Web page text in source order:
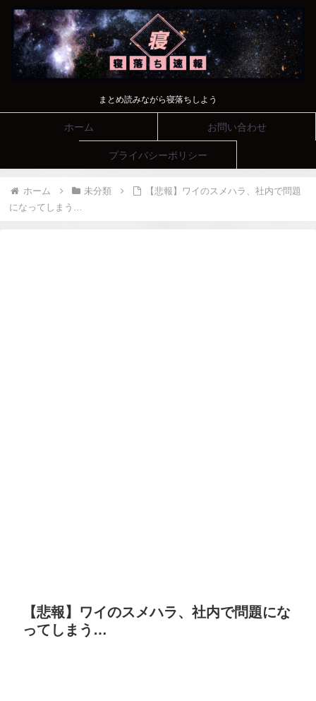
まとめ読みながら寝落ちしよう
ホーム お問い合わせ
プライバシーポリシー
ホーム 未分類
【悲報】ワイのスメハラ、社内で問題
になってしまう…
【悲報】ワイのスメハラ、社内で問題にな
ってしまう…